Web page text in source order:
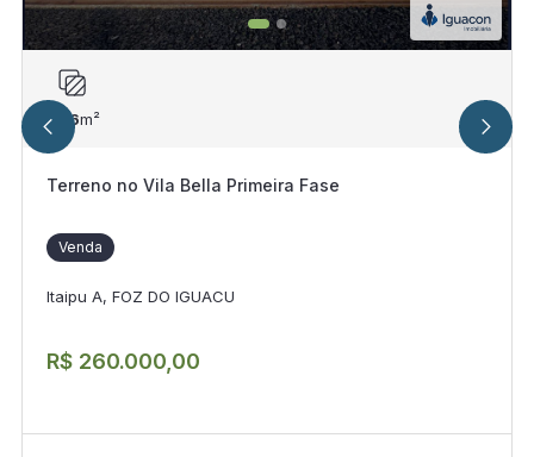
306m²
Terreno no Vila Bella Primeira Fase
Venda
Itaipu A, FOZ DO IGUACU
R$ 260.000,00